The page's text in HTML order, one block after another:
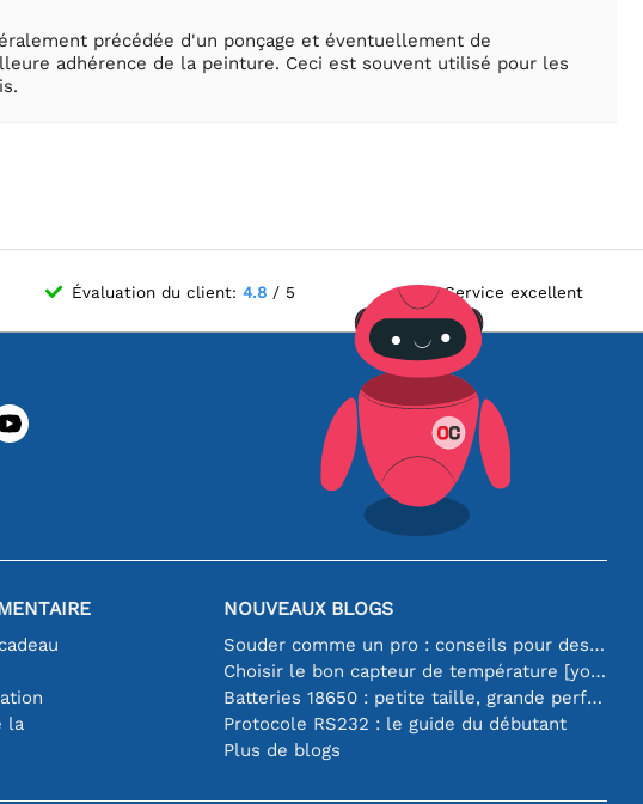
précédée d'un ponçage et éventuellement de
adhérence de la peinture. Ceci est souvent utilisé pour les
Évaluation du client:4.8 / 5 Service excellent
la
NOUVEAUX BLOGS
Souder comme un pro : conseils pour des connexions électroniques parfaites
Choisir le bon capteur de température [youtube]
Batteries 18650 : petite taille, grande performance
Protocole RS232 : le guide du débutant
Plus de blogs